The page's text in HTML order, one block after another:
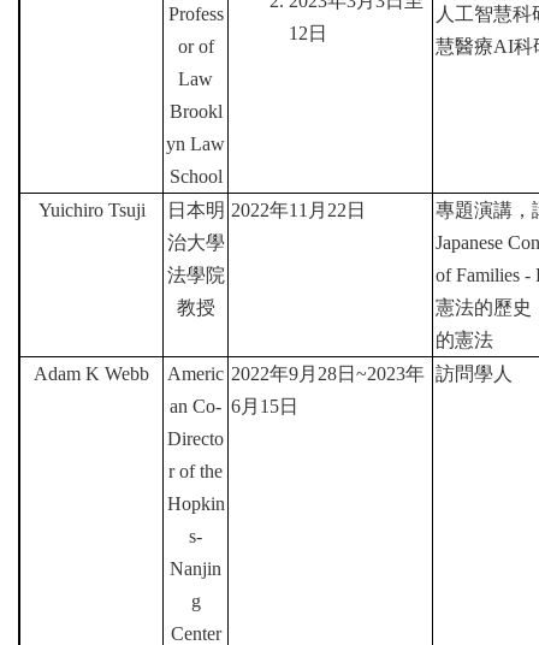
Profess
or of
Law
Brookl
yn Law
School
12 日
人工智慧
慧醫療AI科
Yuichiro Tsuji
日本明
治大學
法學院
教授
2022年11 月 22 日
專題演講，
Japanese
of Families
憲法的歷史
的憲法
Adam K Webb
Americ
an Co-
Directo
r of the
Hopkin
s-
Nanjin
g
Center
2022年9月 28日 ~2023年
6月 15日
訪問學人